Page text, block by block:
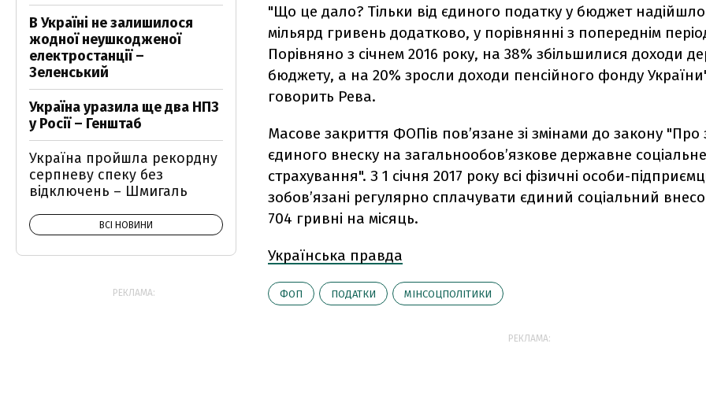
"Що це дало? Тільки від єдиного податку у бюджет
мільярд гривень додатково, у порівнянні з попереднім
Порівняно з січнем 2016 року, на 38% збільшилися доходи
бюджету, а на 20% зросли доходи пенсійного фонду
говорить Рева.
Масове закриття ФОПів пов’язане зі змінами до закону "Про
єдиного внеску на загальнообов’язкове державне соціальне
страхування". З 1 січня 2017 року всі фізичні особи-
зобов’язані регулярно сплачувати єдиний соціальний
704 гривні на місяць.
Українська правда
ФОП ПОДАТКИ МІНСОЦПОЛІТИКИ
РЕКЛАМА:
В Україні не залишилося
жодної неушкодженої
електростанції –
Зеленський
Україна уразила ще два НПЗ
у Росії – Генштаб
Україна пройшла рекордну
серпневу спеку без
відключень – Шмигаль
ВСІ НОВИНИ
РЕКЛАМА: